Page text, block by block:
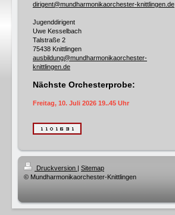
dirigent@mundharmonikaorchester-knittlingen.de
Jugenddirigent
Uwe Kesselbach
Talstraße 2
75438 Knittlingen
ausbildung@mundharmonikaorchester-
knittlingen.de
Nächste Orchesterprobe:
Freitag, 10. Juli 2026 19..45 Uhr
Druckversion | Sitemap
© Mundharmonikaorchester-Knittlingen